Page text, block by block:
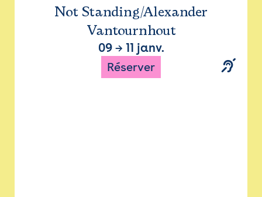
Not Standing/Alexander
Vantournhout
09→ 11 janv.
Réserver